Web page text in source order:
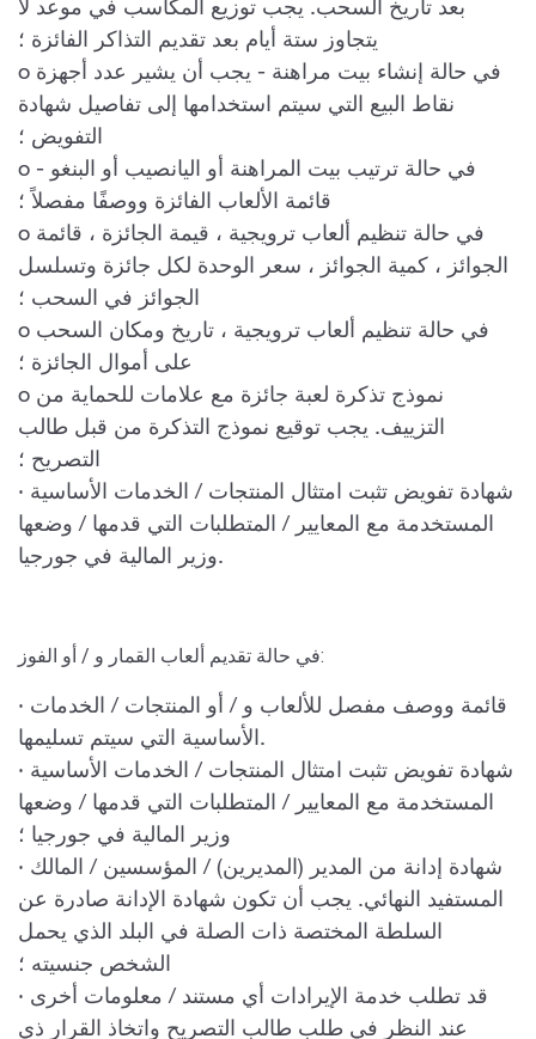
بعد تاريخ السحب. يجب توزيع المكاسب في موعد لا
يتجاوز ستة أيام بعد تقديم التذاكر الفائزة ؛
o في حالة إنشاء بيت مراهنة - يجب أن يشير عدد أجهزة
نقاط البيع التي سيتم استخدامها إلى تفاصيل شهادة
التفويض ؛
o في حالة ترتيب بيت المراهنة أو اليانصيب أو البنغو -
قائمة الألعاب الفائزة ووصفًا مفصلاً ؛
o في حالة تنظيم ألعاب ترويجية ، قيمة الجائزة ، قائمة
الجوائز ، كمية الجوائز ، سعر الوحدة لكل جائزة وتسلسل
الجوائز في السحب ؛
o في حالة تنظيم ألعاب ترويجية ، تاريخ ومكان السحب
على أموال الجائزة ؛
o نموذج تذكرة لعبة جائزة مع علامات للحماية من
التزييف. يجب توقيع نموذج التذكرة من قبل طالب
التصريح ؛
· شهادة تفويض تثبت امتثال المنتجات / الخدمات الأساسية
المستخدمة مع المعايير / المتطلبات التي قدمها / وضعها
وزير المالية في جورجيا.
في حالة تقديم ألعاب القمار و / أو الفوز:
· قائمة ووصف مفصل للألعاب و / أو المنتجات / الخدمات
الأساسية التي سيتم تسليمها.
· شهادة تفويض تثبت امتثال المنتجات / الخدمات الأساسية
المستخدمة مع المعايير / المتطلبات التي قدمها / وضعها
وزير المالية في جورجيا ؛
· شهادة إدانة من المدير (المديرين) / المؤسسين / المالك
المستفيد النهائي. يجب أن تكون شهادة الإدانة صادرة عن
السلطة المختصة ذات الصلة في البلد الذي يحمل
الشخص جنسيته ؛
· قد تطلب خدمة الإيرادات أي مستند / معلومات أخرى
عند النظر في طلب طالب التصريح واتخاذ القرار ذي